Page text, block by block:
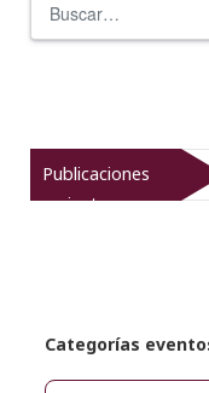
Publicaciones
recientes
el patrimonio
Categorías